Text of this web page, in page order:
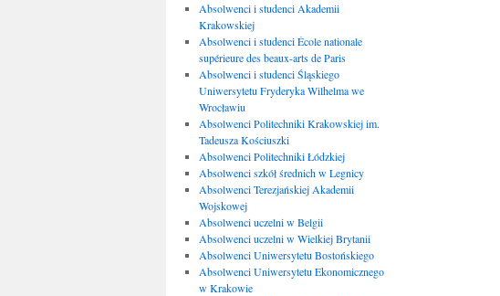
Absolwenci i studenci Akademii
Krakowskiej
Absolwenci i studenci École nationale
supérieure des beaux-arts de Paris
Absolwenci i studenci Śląskiego
Uniwersytetu Fryderyka Wilhelma we
Wrocławiu
Absolwenci Politechniki Krakowskiej im.
Tadeusza Kościuszki
Absolwenci Politechniki Łódzkiej
Absolwenci szkół średnich w Legnicy
Absolwenci Terezjańskiej Akademii
Wojskowej
Absolwenci uczelni w Belgii
Absolwenci uczelni w Wielkiej Brytanii
Absolwenci Uniwersytetu Bostońskiego
Absolwenci Uniwersytetu Ekonomicznego
w Krakowie